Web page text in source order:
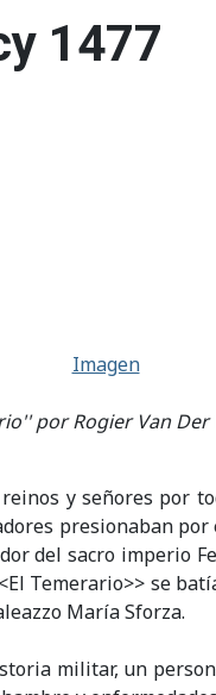
1477
por Rogier Van Der
y señores
presionaban
del sacro imperio
Temerario>> se
María Sforza.
militar, un